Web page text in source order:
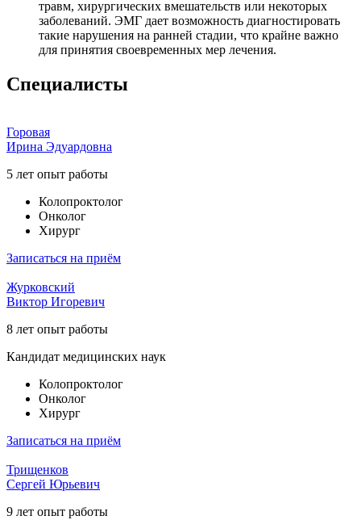
травм, хирургических вмешательств или некоторых
заболеваний. ЭМГ дает возможность диагностировать
такие нарушения на ранней стадии, что крайне важно
для принятия своевременных мер лечения.
Специалисты
Горовая
Ирина Эдуардовна
5 лет опыт работы
Колопроктолог
Онколог
Xирург
Записаться на приём
Журковский
Виктор Игоревич
8 лет опыт работы
Кандидат медицинских наук
Колопроктолог
Онколог
Xирург
Записаться на приём
Трищенков
Сергей Юрьевич
9 лет опыт работы